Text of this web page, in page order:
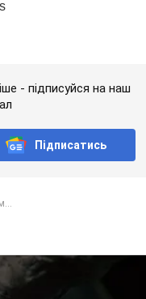
- підписуйся на наш
Підписатись